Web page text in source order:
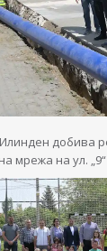
добива
мрежа на ул. „9“